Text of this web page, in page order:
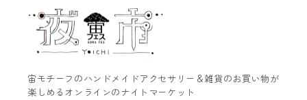
宙モチーフのハンドメイドアクセサリー＆雑貨のお買い物が
楽しめるオンラインのナイトマーケット